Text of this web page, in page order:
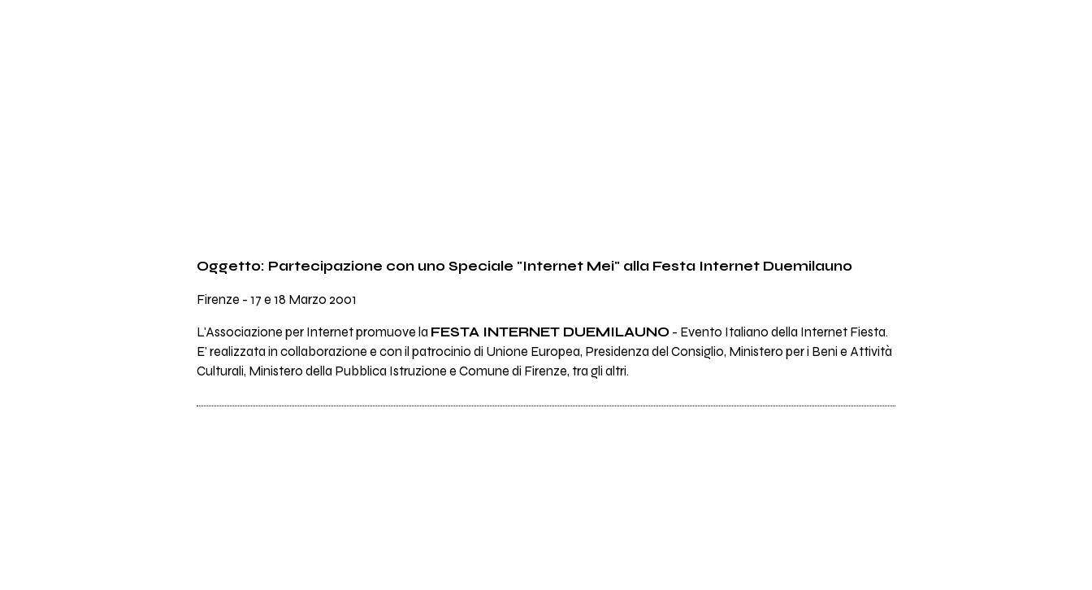
Oggetto: Partecipazione con uno Speciale "Internet Mei" alla Festa Internet Duemilauno
Firenze - 17 e 18 Marzo 2001
L'Associazione per Internet promuove la FESTA INTERNET DUEMILAUNO- Evento Italiano della Internet Fiesta.
E' realizzata in collaborazione e con il patrocinio di Unione Europea, Presidenza del Consiglio, Ministero per i Beni e Attività
Culturali, Ministero della Pubblica Istruzione e Comune di Firenze, tra gli altri.